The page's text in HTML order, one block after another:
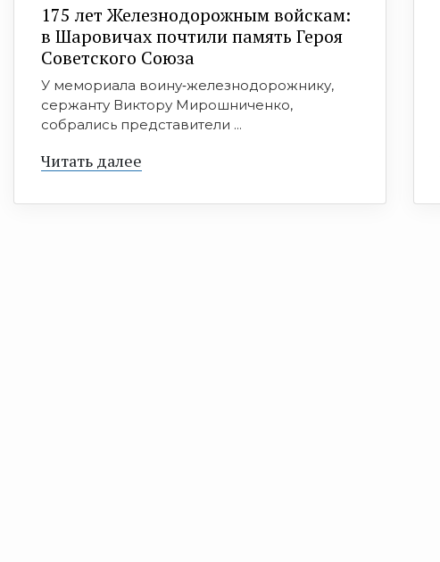
175 лет Железнодорожным войскам:
в Шаровичах почтили память Героя
Советского Союза
У мемориала воину‑железнодорожнику,
сержанту Виктору Мирошниченко,
собрались представители ...
Читать далее